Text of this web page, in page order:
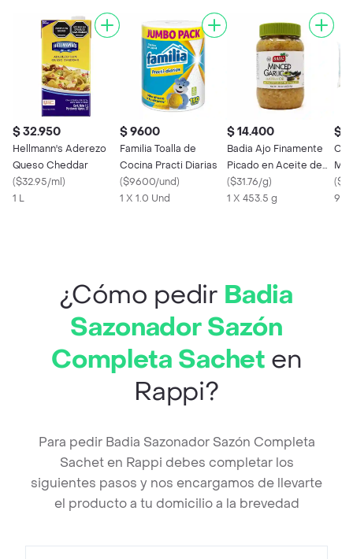
$ 32.950
Hellmann's Aderezo
Queso Cheddar
($32.95/ml)
1 L
$ 9600
Familia Toalla de
Cocina Practi Diarias
($9600/und)
1 X 1.0 Und
$ 14.400
Badia Ajo Finamente
Picado en Aceite de
Oliva
($31.76/g)
1 X 453.5 g
$
(
90
¿Cómo pedir Badia
Sazonador Sazón
Completa Sachet en
Rappi?
Para pedir Badia Sazonador Sazón Completa
Sachet en Rappi debes completar los
siguientes pasos y nos encargamos de llevarte
el producto a tu domicilio a la brevedad